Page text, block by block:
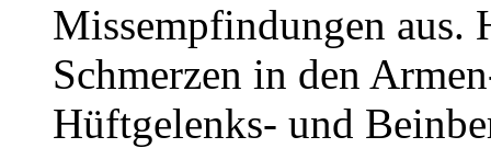
Missempfindungen aus.
Schmerzen in den
Hüftgelenks- und